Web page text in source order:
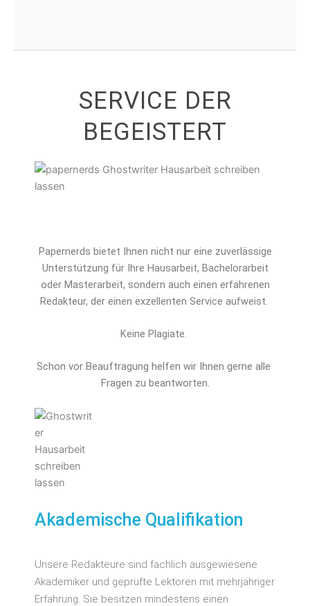
SERVICE DER
BEGEISTERT
Papernerds bietet Ihnen nicht nur eine zuverlässige
Unterstützung für Ihre Hausarbeit, Bachelorarbeit
oder Masterarbeit, sondern auch einen erfahrenen
Redakteur, der einen exzellenten Service aufweist.
Keine Plagiate.
Schon vor Beauftragung helfen wir Ihnen gerne alle
Fragen zu beantworten.
Akademische Qualifikation
Unsere Redakteure sind fachlich ausgewiesene
Akademiker und geprüfte Lektoren mit mehrjähriger
Erfahrung. Sie besitzen mindestens einen